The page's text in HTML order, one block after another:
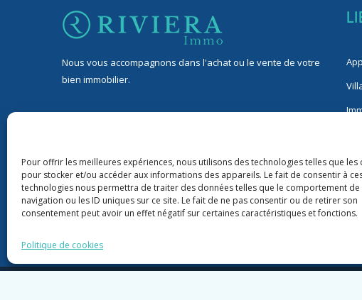
Pour offrir les meilleures expériences, nous utilisons des technologies telles que les
pour stocker et/ou accéder aux informations des appareils. Le fait de consentir à
technologies nous permettra de traiter des données telles que le comportement de
navigation ou les ID uniques sur ce site. Le fait de ne pas consentir ou de retirer son
consentement peut avoir un effet négatif sur certaines caractéristiques et fonctions.
Politique de cookies
Nous vous accompagnons dans l'achat ou le vente de votre
bien immobilier.
9 rond-point Duboys d’Angers, 06400 Cannes
+33 06 76 88 43 22
riviera06immo@gmail.com